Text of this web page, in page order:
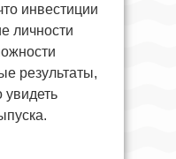
инвестиции
личности
результаты,
увидеть